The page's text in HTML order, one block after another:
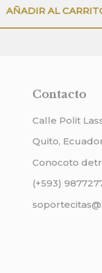
$30.$25.
AÑADIR AL
Contacto
Calle Polit
Quito,
Conocoto
(+593)